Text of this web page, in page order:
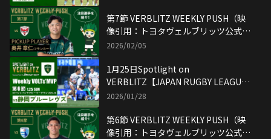
第7節 VERBLITZ WEEKLY PUSH（映
像引用：トヨタヴェルブリッツ公式
YouTubeチャンネル）
2026/02/05
1月25日Spotlight on
VERBLITZ【JAPAN RUGBY LEAGUE
ONE】映像引用：トヨタヴェルブリッ
2026/01/28
第6節 VERBLITZ WEEKLY PUSH（映
像引用：トヨタヴェルブリッツ公式